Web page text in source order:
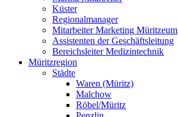
Küster
Regionalmanager
Mitarbeiter Marketing Müritzeum
Assistenten der Geschäftsleitung
Bereichsleiter Medizintechnik
Müritzregion
Städte
Waren (Müritz)
Malchow
Röbel/Müritz